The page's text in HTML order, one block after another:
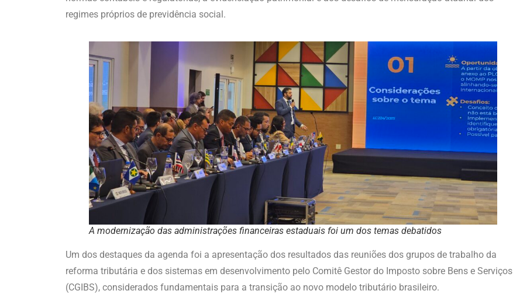
regimes próprios de previdência social.
A modernização das administrações financeiras estaduais foi um dos temas debatidos
Um dos destaques da agenda foi a apresentação dos resultados das reuniões dos grupos de trabalho da
reforma tributária e dos sistemas em desenvolvimento pelo Comitê Gestor do Imposto sobre Bens e Serviços
(CGIBS), considerados fundamentais para a transição ao novo modelo tributário brasileiro.